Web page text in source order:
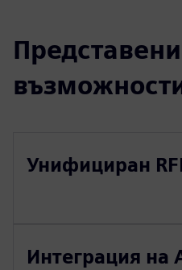
Представени
Унифициран
Интеграция на